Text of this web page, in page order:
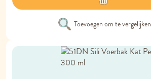
Toevoegen om te vergelijken